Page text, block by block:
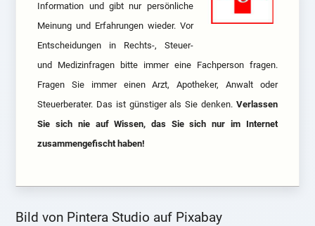
Information und gibt nur persönliche
Meinung und Erfahrungen wieder. Vor
Entscheidungen in Rechts-, Steuer-
und Medizinfragen bitte immer eine Fachperson fragen.
Fragen Sie immer einen Arzt, Apotheker, Anwalt oder
Steuerberater. Das ist günstiger als Sie denken. Verlassen
Sie sich nie auf Wissen, das Sie sich nur im Internet
zusammengefischt haben!
Bild von Pintera Studio auf Pixabay